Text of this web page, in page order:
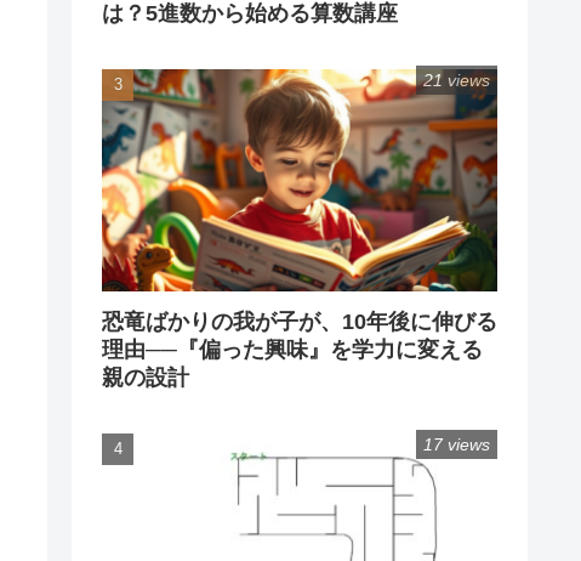
は？5進数から始める算数講座
恐竜ばかりの我が子が、10年後に伸びる
理由──『偏った興味』を学力に変える
親の設計
21 views
17 views